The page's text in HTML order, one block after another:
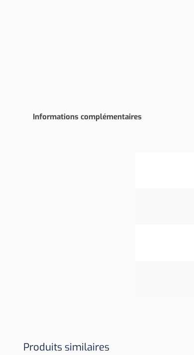
Informations complémentaires
Produits similaires